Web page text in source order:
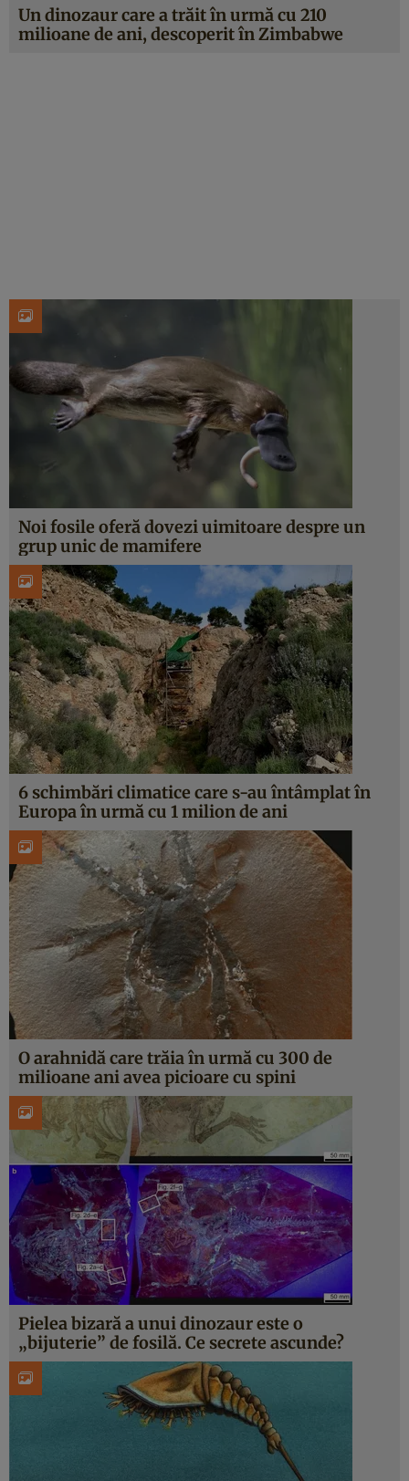
Un dinozaur care a trăit în urmă cu 210
milioane de ani, descoperit în Zimbabwe
Noi fosile oferă dovezi uimitoare despre un
grup unic de mamifere
6 schimbări climatice care s-au întâmplat în
Europa în urmă cu 1 milion de ani
O arahnidă care trăia în urmă cu 300 de
milioane ani avea picioare cu spini
Pielea bizară a unui dinozaur este o
„bijuterie” de fosilă. Ce secrete ascunde?